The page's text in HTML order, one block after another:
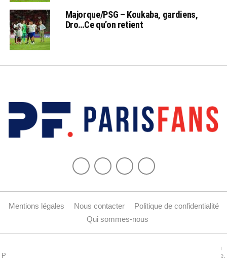
Majorque/PSG – Koukaba, gardiens,
Dro…Ce qu’on retient
Mentions légales Nous contacter
Politique de confidentialité
Qui sommes-nous
Copyright © 2015-2024 Parisfans.fr, 1er site amateur dédié à l'actualité du
PSG - Tous les droits sont réservés. La reproduction de ce site est interdite.